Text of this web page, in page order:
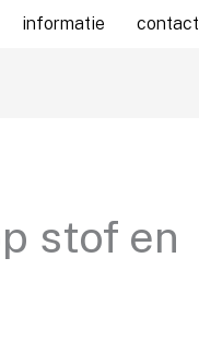
informatie contact
stof en